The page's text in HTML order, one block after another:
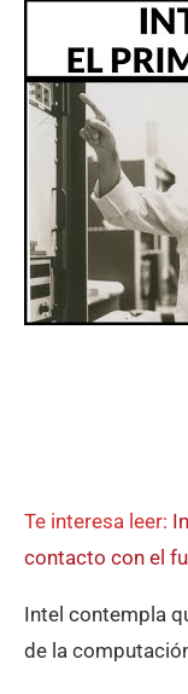
Te interesa leer:
contacto con el
Intel contempla
de la